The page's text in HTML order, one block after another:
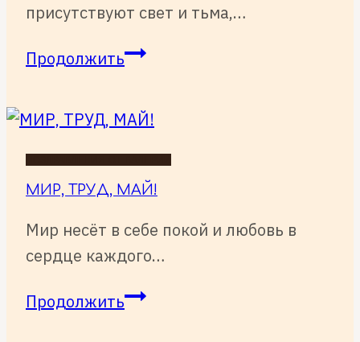
присутствуют свет и тьма,…
ПродолжитьХРИСТОС
МИР, ТРУД, МАЙ!
Мир несёт в себе покой и любовь в
сердце каждого…
ПродолжитьМИР,